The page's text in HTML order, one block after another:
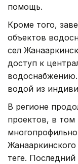
помощь.
Кроме того,
объектов
сел
доступ к
водой из
В регионе
проектов, в том
теңге.